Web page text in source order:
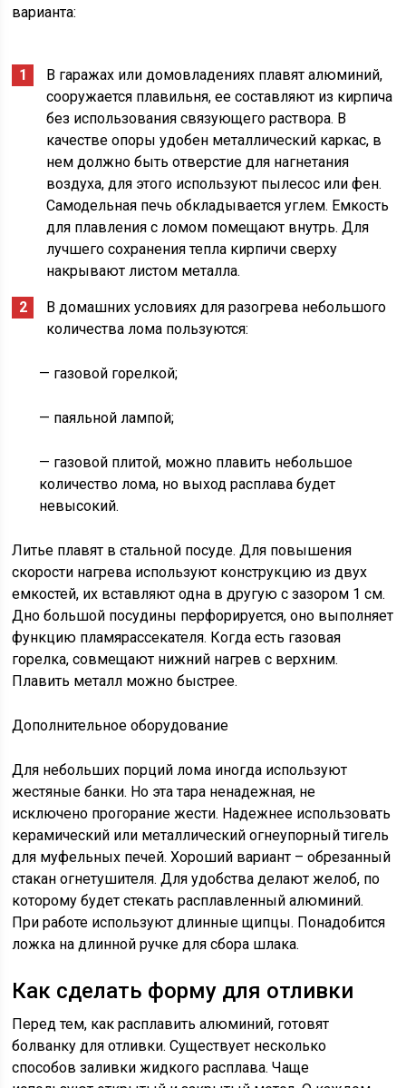
варианта:
В гаражах или домовладениях плавят алюминий,
сооружается плавильня, ее составляют из кирпича
без использования связующего раствора. В
качестве опоры удобен металлический каркас, в
нем должно быть отверстие для нагнетания
воздуха, для этого используют пылесос или фен.
Самодельная печь обкладывается углем. Емкость
для плавления с ломом помещают внутрь. Для
лучшего сохранения тепла кирпичи сверху
накрывают листом металла.
В домашних условиях для разогрева небольшого
количества лома пользуются:
— газовой горелкой;
— паяльной лампой;
— газовой плитой, можно плавить небольшое
количество лома, но выход расплава будет
невысокий.
Литье плавят в стальной посуде. Для повышения
скорости нагрева используют конструкцию из двух
емкостей, их вставляют одна в другую с зазором 1 см.
Дно большой посудины перфорируется, оно выполняет
функцию пламярассекателя. Когда есть газовая
горелка, совмещают нижний нагрев с верхним.
Плавить металл можно быстрее.
Дополнительное оборудование
Для небольших порций лома иногда используют
жестяные банки. Но эта тара ненадежная, не
исключено прогорание жести. Надежнее использовать
керамический или металлический огнеупорный тигель
для муфельных печей. Хороший вариант – обрезанный
стакан огнетушителя. Для удобства делают желоб, по
которому будет стекать расплавленный алюминий.
При работе используют длинные щипцы. Понадобится
ложка на длинной ручке для сбора шлака.
Как сделать форму для отливки
Перед тем, как расплавить алюминий, готовят
болванку для отливки. Существует несколько
способов заливки жидкого расплава. Чаще